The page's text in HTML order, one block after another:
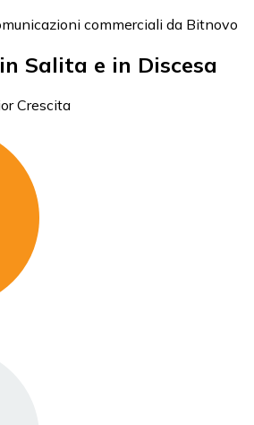
commerciali da Bitnovo
Salita e in Discesa
Crescita